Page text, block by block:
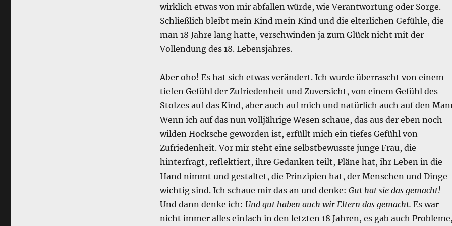
wirklich etwas von mir abfallen würde, wie Verantwortung oder Sorge.
Schließlich bleibt mein Kind mein Kind und die elterlichen Gefühle, die
man 18 Jahre lang hatte, verschwinden ja zum Glück nicht mit der
Vollendung des 18. Lebensjahres.
Aber oho! Es hat sich etwas verändert. Ich wurde überrascht von einem
tiefen Gefühl der Zufriedenheit und Zuversicht, von einem Gefühl des
Stolzes auf das Kind, aber auch auf mich und natürlich auch auf den
Wenn ich auf das nun volljährige Wesen schaue, das aus der eben noch
wilden Hocksche geworden ist, erfüllt mich ein tiefes Gefühl von
Zufriedenheit. Vor mir steht eine selbstbewusste junge Frau, die
hinterfragt, reflektiert, ihre Gedanken teilt, Pläne hat, ihr Leben in die
Hand nimmt und gestaltet, die Prinzipien hat, der Menschen und Dinge
wichtig sind. Ich schaue mir das an und denke: Gut hat sie das gemacht!
Und dann denke ich: Und gut haben auch wir Eltern das gemacht. Es war
nicht immer alles einfach in den letzten 18 Jahren, es gab auch Probleme,